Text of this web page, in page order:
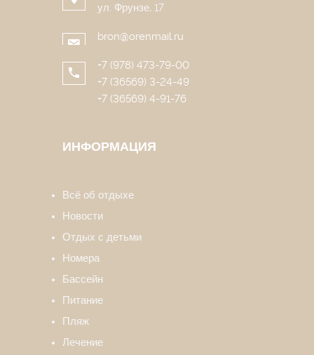
ул. Фрунзе, 17
bron@orenmail.ru
+7 (978) 473-79-00
+7 (36569) 3-24-49
+7 (36569) 4-91-76
ИНФОРМАЦИЯ
Всё об отдыхе
Новости
Отдых с детьми
Номера
Бассейн
Питание
Пляж
Лечение